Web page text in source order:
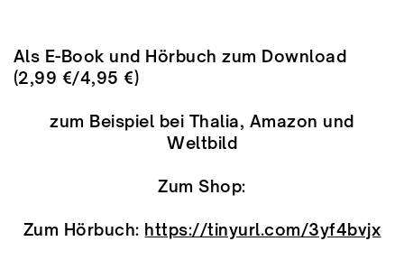
Als E-Book und Hörbuch zum Download
(2,99 €/4,95 €)
zum Beispiel bei Thalia, Amazon und
Weltbild
Zum Shop:
Zum Hörbuch: https://tinyurl.com/3yf4bvjx